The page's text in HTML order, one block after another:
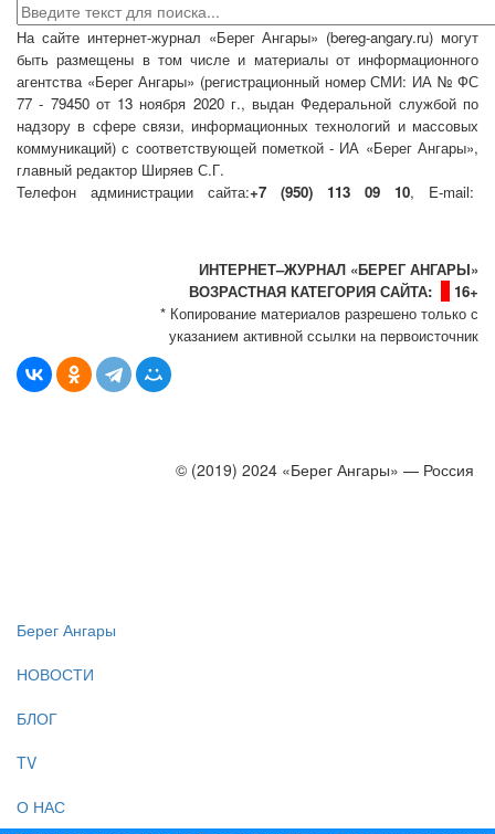
На сайте интернет-журнал «Берег Ангары» (bereg-angary.ru) могут
быть размещены в том числе и материалы от информационного
агентства «Берег Ангары» (регистрационный номер СМИ: ИА № ФС
77 - 79450 от 13 ноября 2020 г., выдан Федеральной службой по
надзору в сфере связи, информационных технологий и массовых
коммуникаций) с соответствующей пометкой - ИА «Берег Ангары»,
главный редактор Ширяев С.Г.
Телефон администрации сайта:+7 (950) 113 09 10, E-mail:
ИНТЕРНЕТ–ЖУРНАЛ «БЕРЕГ АНГАРЫ»
ВОЗРАСТНАЯ КАТЕГОРИЯ САЙТА:
16+
* Копирование материалов разрешено только с
указанием активной ссылки на первоисточник
© (2019) 2024 «Берег Ангары» — Россия
Берег Ангары
НОВОСТИ
БЛОГ
TV
О НАС